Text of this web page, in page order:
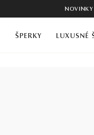
NOVINKY
ŠPERKY LUXUSNÉ